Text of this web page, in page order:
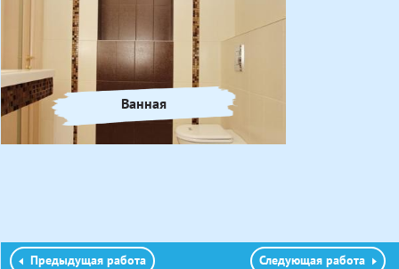
Ванная
Предыдущая работа Следующая работа